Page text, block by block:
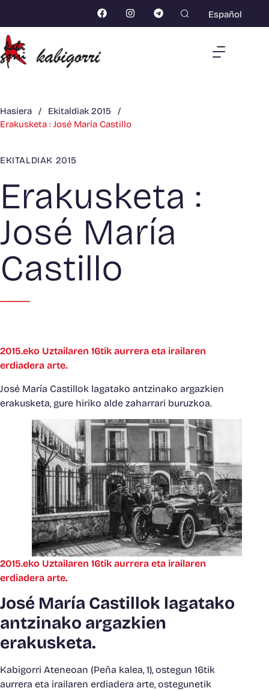
Español
Hasiera / Ekitaldiak 2015
/
Erakusketa : José María Castillo
EKITALDIAK 2015
Erakusketa :
José María
Castillo
2015.eko Uztailaren 16tik aurrera eta irailaren
erdiadera arte.
José María Castillok lagatako antzinako argazkien
erakusketa, gure hiriko alde zaharrari buruzkoa.
2015.eko Uztailaren 16tik aurrera eta irailaren
erdiadera arte.
José María Castillok lagatako
antzinako argazkien
erakusketa.
Kabigorri Ateneoan (Peña kalea, 1), ostegun 16tik
aurrera eta irailaren erdiadera arte, ostegunetik